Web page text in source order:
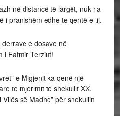
në distancë të largët, nuk na
i pranishëm edhe te qentë e tij.
derrave e dosave në
i Fatmir Terziut!
e Migjenit ka qenë një
të mjerimit të shekullit XX.
së Madhe” për shekullin